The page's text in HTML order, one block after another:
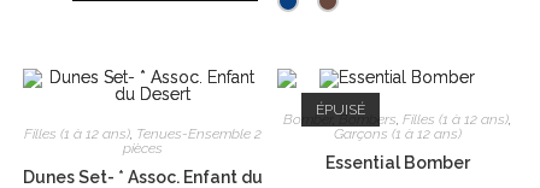
Filles (1 à 12 ans), Tenues-Ensemble 2
pièces
Dunes Set- * Assoc. Enfant du
ÉPUISÉ
Bomber ,Bombers,Filles (1 à 12 ans),
Garçons (1 à 12 ans)
Essential Bomber